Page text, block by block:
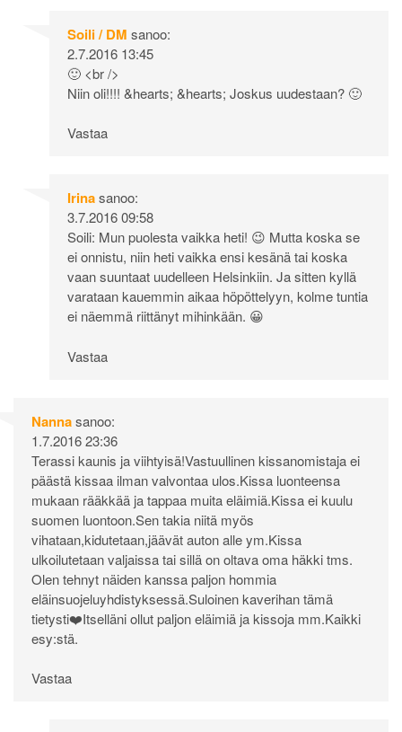
Soili / DM sanoo:
2.7.2016 13:45
🙂 <br />
Niin oli!!!! &hearts; &hearts; Joskus uudestaan? 🙂
Vastaa
Irinasanoo:
3.7.2016 09:58
Soili: Mun puolesta vaikka heti! 😉 Mutta koska se
ei onnistu, niin heti vaikka ensi kesänä tai koska
vaan suuntaat uudelleen Helsinkiin. Ja sitten kyllä
varataan kauemmin aikaa höpöttelyyn, kolme tuntia
ei näemmä riittänyt mihinkään. 😀
Vastaa
Nannasanoo:
1.7.2016 23:36
Terassi kaunis ja viihtyisä!Vastuullinen kissanomistaja ei
päästä kissaa ilman valvontaa ulos.Kissa luonteensa
mukaan rääkkää ja tappaa muita eläimiä.Kissa ei kuulu
suomen luontoon.Sen takia niitä myös
vihataan,kidutetaan,jäävät auton alle ym.Kissa
ulkoilutetaan valjaissa tai sillä on oltava oma häkki tms.
Olen tehnyt näiden kanssa paljon hommia
eläinsuojeluyhdistyksessä.Suloinen kaverihan tämä
tietysti❤️Itselläni ollut paljon eläimiä ja kissoja mm.Kaikki
esy:stä.
Vastaa